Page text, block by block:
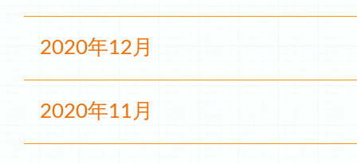
2020年12月
2020年11月